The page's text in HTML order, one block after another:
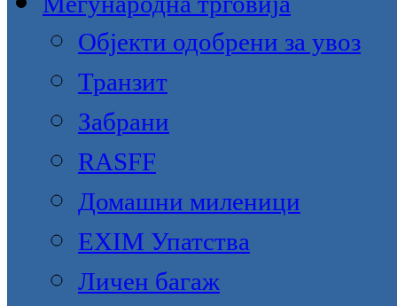
Објекти одобрени за увоз
Транзит
Забрани
RASFF
Домашни миленици
EXIM Упатства
Личен багаж